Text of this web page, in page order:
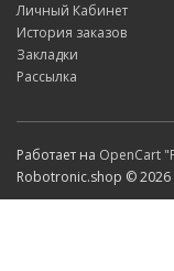
Личный Кабинет
История заказов
Закладки
Рассылка
Работает на OpenCart
Robotronic.shop © 2026